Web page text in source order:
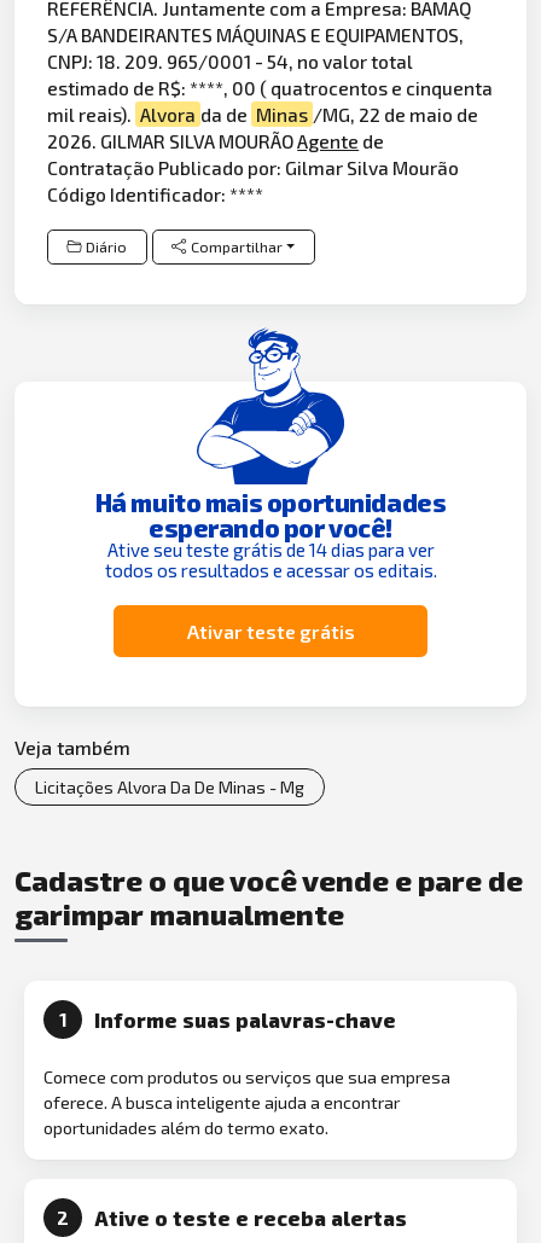
REFERÊNCIA. Juntamente com a Empresa: BAMAQ
S/A BANDEIRANTES MÁQUINAS E EQUIPAMENTOS,
CNPJ: 18. 209. 965/0001 - 54, no valor total
estimado de R$: ****, 00 ( quatrocentos e cinquenta
mil reais). Alvora da de Minas /MG, 22 de maio de
2026. GILMAR SILVA MOURÃOAgente de
Contratação Publicado por: Gilmar Silva Mourão
Código Identificador: ****
Diário Compartilhar
Há muito mais oportunidades
esperando por você!
Ative seu teste grátis de 14 dias para ver
todos os resultados e acessar os editais.
Ativar teste grátis
Veja também
Licitações Alvora Da De Minas - Mg
Cadastre o que você vende e pare de
garimpar manualmente
1 Informe suas palavras-chave
Comece com produtos ou serviços que sua empresa
oferece. A busca inteligente ajuda a encontrar
oportunidades além do termo exato.
2 Ative o teste e receba alertas